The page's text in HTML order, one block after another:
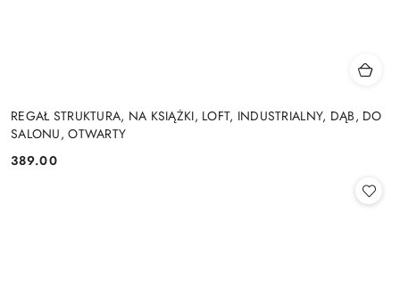
REGAŁ STRUKTURA, NA KSIĄŻKI, LOFT, INDUSTRIALNY, DĄB, DO
SALONU, OTWARTY
Cena:
389.00